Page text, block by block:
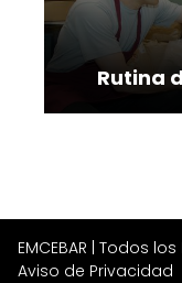
Rutina
EMCEBAR | Todos los
Aviso de Privacidad